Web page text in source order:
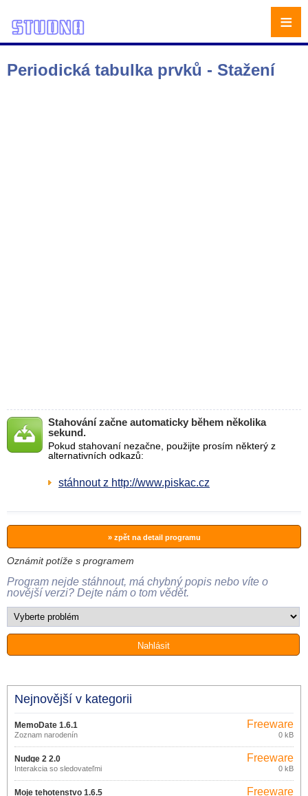
Periodická tabulka prvků - Stažení
Stahování začne automaticky během několika
sekund.
Pokud stahovaní nezačne, použijte prosím některý z
alternativních odkazů:
stáhnout z http://www.piskac.cz
» zpět na detail programu
Oznámit potíže s programem
Program nejde stáhnout, má chybný popis nebo víte o
novější verzi? Dejte nám o tom vědět.
Nejnovější v kategorii
MemoDate 1.6.1
Zoznam narodenín
Freeware
0 kB
Nudge 2 2.0
Interakcia so sledovateľmi
Freeware
0 kB
Moje tehotenstvo 1.6.5 Freeware
≡